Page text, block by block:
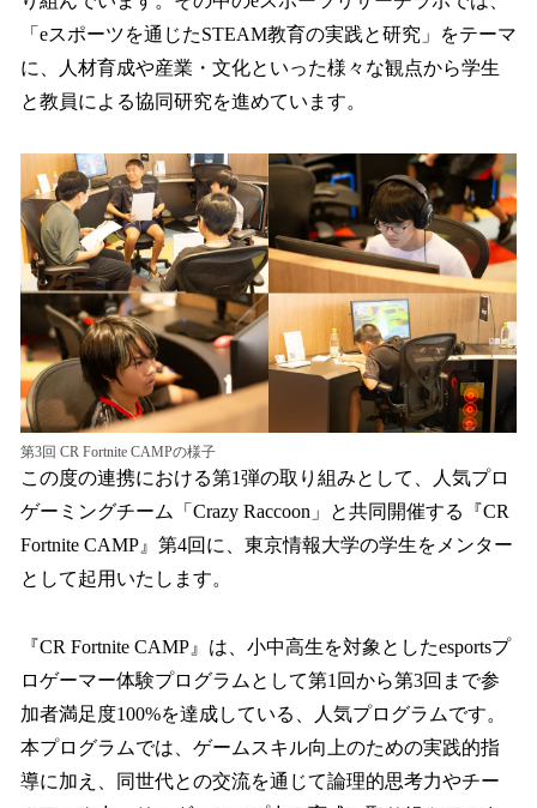
「eスポーツを通じたSTEAM教育の実践と研究」をテーマ
に、人材育成や産業・文化といった様々な観点から学生
と教員による協同研究を進めています。
第3回 CR Fortnite CAMPの様子
この度の連携における第1弾の取り組みとして、人気プロ
ゲーミングチーム「Crazy Raccoon」と共同開催する『CR
Fortnite CAMP』第4回に、東京情報大学の学生をメンター
として起用いたします。
『CR Fortnite CAMP』は、小中高生を対象としたesportsプ
ロゲーマー体験プログラムとして第1回から第3回まで参
加者満足度100%を達成している、人気プログラムです。
本プログラムでは、ゲームスキル向上のための実践的指
導に加え、同世代との交流を通じて論理的思考力やチー